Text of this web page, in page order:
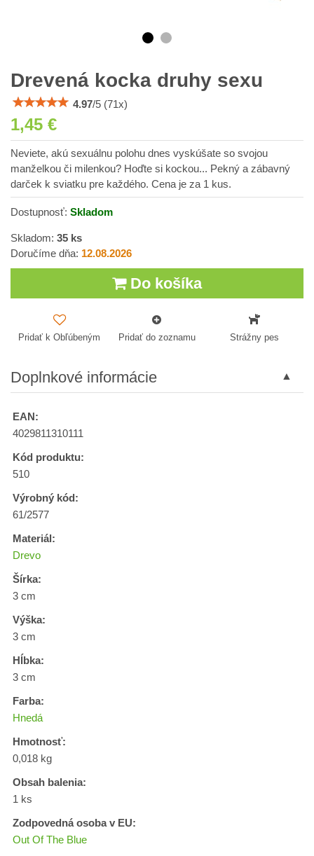
Drevená kocka druhy sexu
4.97/5 (71 x)
1,45 €
Neviete, akú sexuálnu polohu dnes vyskúšate so svojou
manželkou či milenkou? Hoďte si kockou... Pekný a zábavný
darček k sviatku pre každého. Cena je za 1 kus.
Dostupnosť: Skladom
Skladom: 35 ks
Doručíme dňa: 12.08.2026
Do košíka
Pridať k Obľúbeným Pridať do zoznamu Strážny pes
Doplnkové informácie
EAN:
4029811310111
Kód produktu:
510
Výrobný kód:
61/2577
Materiál:
Drevo
Šírka:
3 cm
Výška:
3 cm
Hĺbka:
3 cm
Farba:
Hnedá
Hmotnosť:
0,018 kg
Obsah balenia:
1 ks
Zodpovedná osoba v EU:
Out Of The Blue